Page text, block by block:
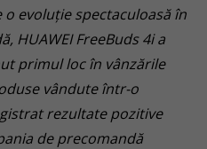
evoluție spectaculoasă în
HUAWEI FreeBuds 4i a
primul loc în vânzările
vândute într-o
rezultate pozitive
de precomandă